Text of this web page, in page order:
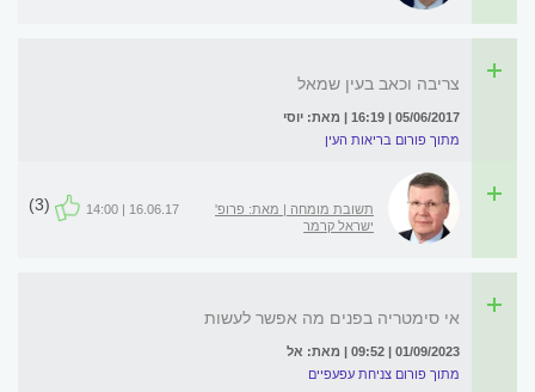
צריבה וכאב בעין שמאל
05/06/2017 | 16:19 | מאת: יוסי
מתוך פורום בריאות העין
תשובת מומחה | מאת: פרופ'
ישראל קרמר
16.06.17 | 14:00
(3)
אי סימטריה בפנים מה אפשר לעשות
01/09/2023 | 09:52 | מאת: אל
מתוך פורום צניחת עפעפיים